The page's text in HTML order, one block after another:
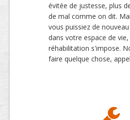
évitée de justesse, plus
de mal comme on dit.
vous puissiez de
dans votre espace de vie,
réhabilitation s'impose.
faire quelque chose,